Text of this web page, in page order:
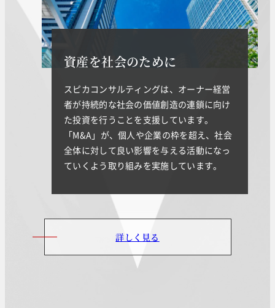
資産を社会のために
スピカコンサルティングは、オーナー経営
者が持続的な社会の価値創造の連鎖に向け
た投資を行うことを支援しています。
「M&A」が、個人や企業の枠を超え、社会
全体に対して良い影響を与える活動になっ
ていくよう取り組みを実施しています。
詳しく見る